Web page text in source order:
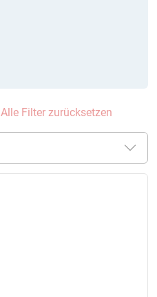
Alle Filter zurücksetzen